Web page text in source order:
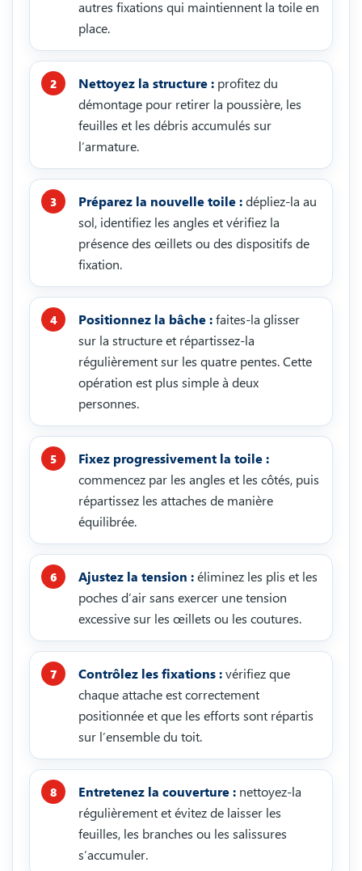
autres fixations qui maintiennent la toile en
place.
Nettoyez la structure : profitez du
démontage pour retirer la poussière, les
feuilles et les débris accumulés sur
l’armature.
Préparez la nouvelle toile :dépliez-la au
sol, identifiez les angles et vérifiez la
présence des œillets ou des dispositifs de
fixation.
Positionnez la bâche :faites-la glisser
sur la structure et répartissez-la
régulièrement sur les quatre pentes. Cette
opération est plus simple à deux
personnes.
Fixez progressivement la toile :
commencez par les angles et les côtés, puis
répartissez les attaches de manière
équilibrée.
Ajustez la tension :éliminez les plis et les
poches d’air sans exercer une tension
excessive sur les œillets ou les coutures.
Contrôlez les fixations :vérifiez que
chaque attache est correctement
positionnée et que les efforts sont répartis
sur l’ensemble du toit.
Entretenez la couverture : nettoyez-la
régulièrement et évitez de laisser les
feuilles, les branches ou les salissures
s’accumuler.